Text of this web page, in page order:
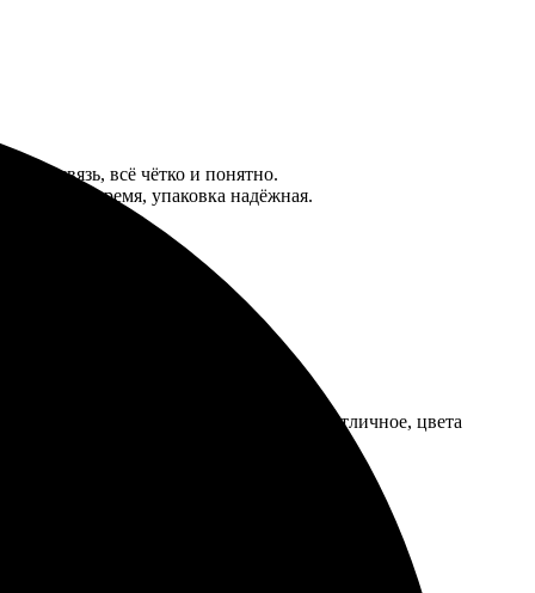
связь, всё чётко и понятно.
вовремя, упаковка надёжная.
Получила быстро, качество отличное, цвета